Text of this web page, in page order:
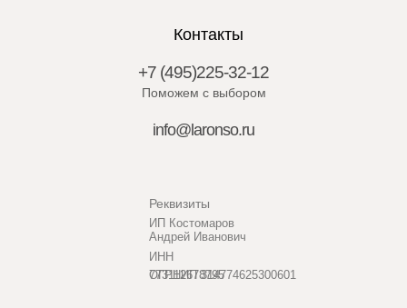
Реквизиты
ИП Костомаров
Андрей Иванович
ИНН
773112678795
ОГРНИП 314774625300601
Контакты
+7 (495)225-32-12
Поможем с выбором
info@laronso.ru